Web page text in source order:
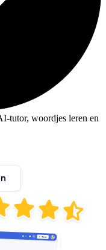
tutor, woordjes leren en